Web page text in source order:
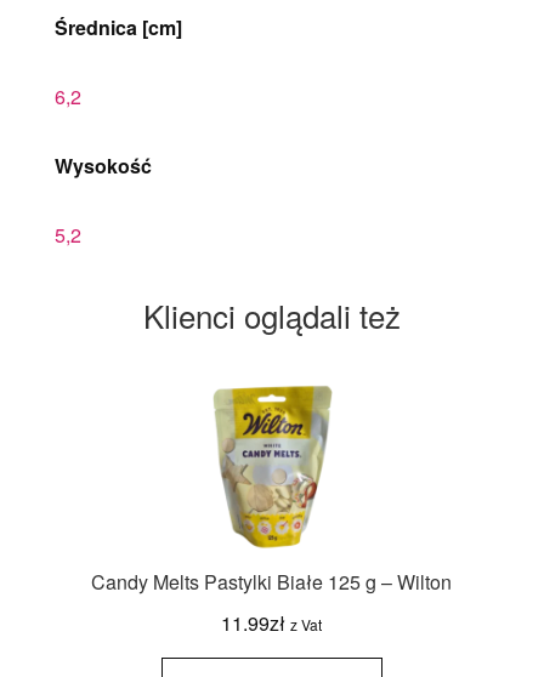
Średnica [cm]
6,2
Wysokość
5,2
Klienci oglądali też
Candy Melts Pastylki Białe 125 g – Wilton
11.99zł z Vat
ilość